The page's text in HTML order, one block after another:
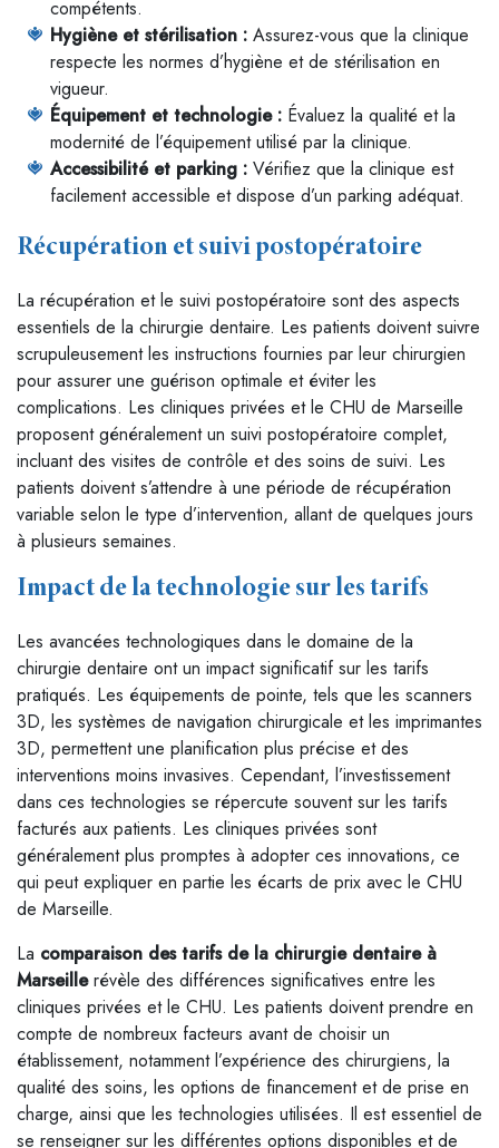
compétents.
Hygiène et stérilisation : Assurez-vous que la clinique
respecte les normes d’hygiène et de stérilisation en
vigueur.
Équipement et technologie : Évaluez la qualité et la
modernité de l’équipement utilisé par la clinique.
Accessibilité et parking : Vérifiez que la clinique est
facilement accessible et dispose d’un parking adéquat.
Récupération et suivi postopératoire
La récupération et le suivi postopératoire sont des aspects
essentiels de la chirurgie dentaire. Les patients doivent suivre
scrupuleusement les instructions fournies par leur chirurgien
pour assurer une guérison optimale et éviter les
complications. Les cliniques privées et le CHU de Marseille
proposent généralement un suivi postopératoire complet,
incluant des visites de contrôle et des soins de suivi. Les
patients doivent s’attendre à une période de récupération
variable selon le type d’intervention, allant de quelques jours
à plusieurs semaines.
Impact de la technologie sur les tarifs
Les avancées technologiques dans le domaine de la
chirurgie dentaire ont un impact significatif sur les tarifs
pratiqués. Les équipements de pointe, tels que les scanners
3D, les systèmes de navigation chirurgicale et les imprimantes
3D, permettent une planification plus précise et des
interventions moins invasives. Cependant, l’investissement
dans ces technologies se répercute souvent sur les tarifs
facturés aux patients. Les cliniques privées sont
généralement plus promptes à adopter ces innovations, ce
qui peut expliquer en partie les écarts de prix avec le CHU
de Marseille.
La comparaison des tarifs de la chirurgie dentaire à
Marseillerévèle des différences significatives entre les
cliniques privées et le CHU. Les patients doivent prendre en
compte de nombreux facteurs avant de choisir un
établissement, notamment l’expérience des chirurgiens, la
qualité des soins, les options de financement et de prise en
charge, ainsi que les technologies utilisées. Il est essentiel de
se renseigner sur les différentes options disponibles et de